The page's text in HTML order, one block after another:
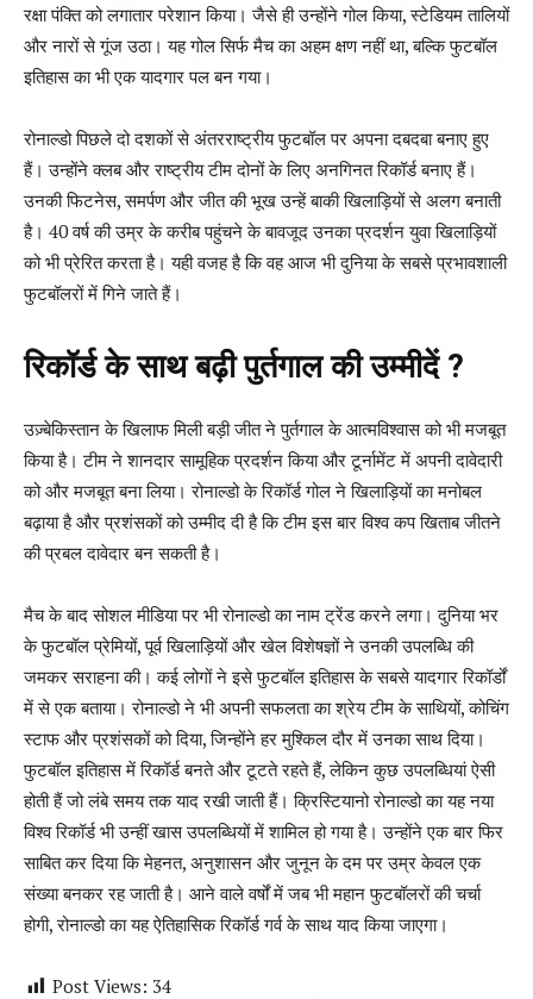
रक्षा पंक्ति को लगातार परेशान किया। जैसे ही उन्होंने गोल किया, स्टेडियम तालियों
और नारों से गूंज उठा। यह गोल सिर्फ मैच का अहम क्षण नहीं था, बल्कि फुटबॉल
इतिहास का भी एक यादगार पल बन गया।
रोनाल्डो पिछले दो दशकों से अंतरराष्ट्रीय फुटबॉल पर अपना दबदबा बनाए हुए
हैं। उन्होंने क्लब और राष्ट्रीय टीम दोनों के लिए अनगिनत रिकॉर्ड बनाए हैं।
उनकी फिटनेस, समर्पण और जीत की भूख उन्हें बाकी खिलाड़ियों से अलग बनाती
है। 40 वर्ष की उम्र के करीब पहुंचने के बावजूद उनका प्रदर्शन युवा खिलाड़ियों
को भी प्रेरित करता है। यही वजह है कि वह आज भी दुनिया के सबसे प्रभावशाली
फुटबॉलरों में गिने जाते हैं।
रिकॉर्ड के साथ बढ़ी पुर्तगाल की उम्मीदें ?
उज़्बेकिस्तान के खिलाफ मिली बड़ी जीत ने पुर्तगाल के आत्मविश्वास को भी मजबूत
किया है। टीम ने शानदार सामूहिक प्रदर्शन किया और टूर्नामेंट में अपनी दावेदारी
को और मजबूत बना लिया। रोनाल्डो के रिकॉर्ड गोल ने खिलाड़ियों का मनोबल
बढ़ाया है और प्रशंसकों को उम्मीद दी है कि टीम इस बार विश्व कप खिताब जीतने
की प्रबल दावेदार बन सकती है।
मैच के बाद सोशल मीडिया पर भी रोनाल्डो का नाम ट्रेंड करने लगा। दुनिया भर
के फुटबॉल प्रेमियों, पूर्व खिलाड़ियों और खेल विशेषज्ञों ने उनकी उपलब्धि की
जमकर सराहना की। कई लोगों ने इसे फुटबॉल इतिहास के सबसे यादगार रिकॉर्डों
में से एक बताया। रोनाल्डो ने भी अपनी सफलता का श्रेय टीम के साथियों, कोचिंग
स्टाफ और प्रशंसकों को दिया, जिन्होंने हर मुश्किल दौर में उनका साथ दिया।
फुटबॉल इतिहास में रिकॉर्ड बनते और टूटते रहते हैं, लेकिन कुछ उपलब्धियां ऐसी
होती हैं जो लंबे समय तक याद रखी जाती हैं। क्रिस्टियानो रोनाल्डो का यह नया
विश्व रिकॉर्ड भी उन्हीं खास उपलब्धियों में शामिल हो गया है। उन्होंने एक बार फिर
साबित कर दिया कि मेहनत, अनुशासन और जुनून के दम पर उम्र केवल एक
संख्या बनकर रह जाती है। आने वाले वर्षों में जब भी महान फुटबॉलरों की चर्चा
होगी, रोनाल्डो का यह ऐतिहासिक रिकॉर्ड गर्व के साथ याद किया जाएगा।
Post Views: 34